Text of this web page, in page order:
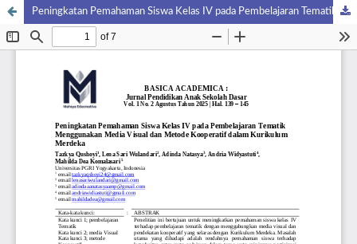
Peningkatan Pemahaman Siswa Kelas IV pada Pembelajaran Tematik Menggunakan Media Visual dan Metode Kooperatif dalam Kurikulum Merdeka